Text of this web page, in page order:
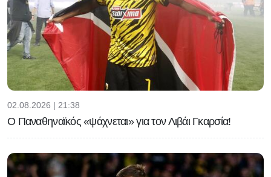
02.08.2026 | 21:38
Ο Παναθηναϊκός «ψάχνεται» για τον Λιβάι Γκαρσία!